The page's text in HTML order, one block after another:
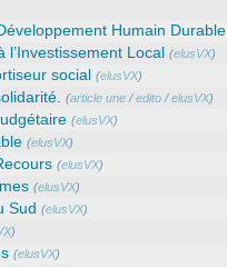
Humain Durable.
l’Investissement Local (elusVX)
social (elusVX)
(article une /edito /elusVX)
(elusVX)
(elusVX)
(elusVX)
(elusVX)
Sud (elusVX)
)
(elusVX)